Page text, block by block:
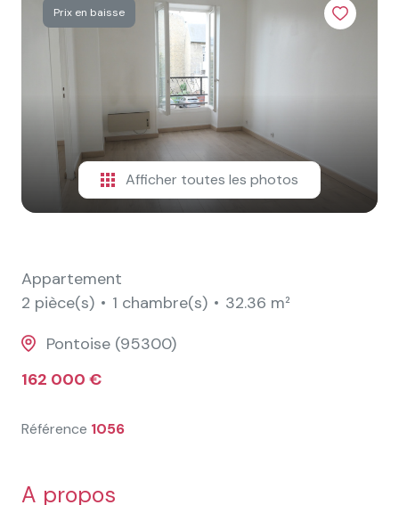
e-
mail
Prix en baisse
Afficher toutes les photos
Appartement
2 pièce(s)
1 chambre(s)
32.36 m²
Pontoise (95300)
162 000 €
Référence 1056
A propos